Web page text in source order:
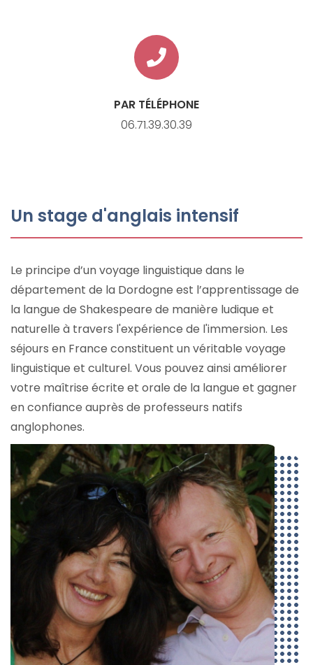
PAR TÉLÉPHONE
06.71.39.30.39
Un stage d'anglais intensif
Le principe d’un voyage linguistique dans le
département de la Dordogne est l’apprentissage de
la langue de Shakespeare de manière ludique et
naturelle à travers l'expérience de l'immersion. Les
séjours en France constituent un véritable voyage
linguistique et culturel. Vous pouvez ainsi améliorer
votre maîtrise écrite et orale de la langue et gagner
en confiance auprès de professeurs natifs
anglophones.